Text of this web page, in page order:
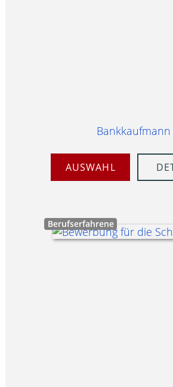
Bankkaufmann
AUSWAHL
Berufserfahrene